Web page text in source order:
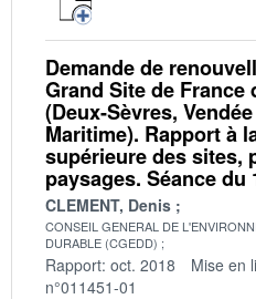
Demande de
Grand Site de France
(Deux-Sèvres,
Maritime). Rapport à
supérieure des sites,
paysages. Séance du
CLEMENT, Denis
CONSEIL GENERAL DE
DURABLE (CGEDD)
Rapport: oct. 2018 Mise en
n°011451-01